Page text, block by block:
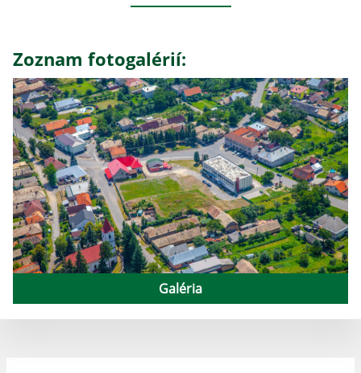
Zoznam fotogalérií:
Galéria